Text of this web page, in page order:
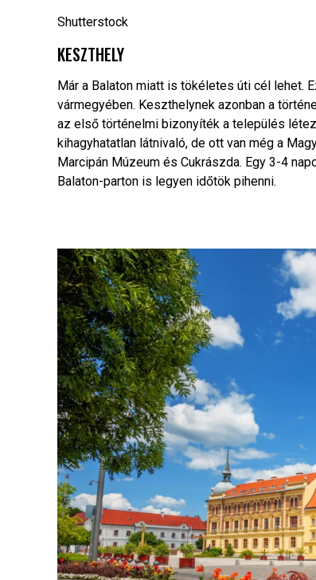
Shutterstock
KESZTHELY
Már a Balaton miatt is tökéletes úti cél lehet.
vármegyében. Keszthelynek azonban a
az első történelmi bizonyíték a település
kihagyhatatlan látnivaló, de ott van még a
Marcipán Múzeum és Cukrászda. Egy 3-4
Balaton-parton is legyen időtök pihenni.